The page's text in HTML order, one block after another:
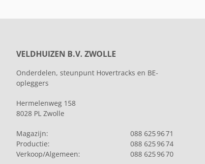
VELDHUIZEN B.V. ZWOLLE
Onderdelen, steunpunt Hovertracks en BE-
opleggers
Hermelenweg 158
8028 PL Zwolle
Magazijn:
088 625 96 71
Productie:
088 625 96 74
Verkoop/Algemeen:
088 625 96 70